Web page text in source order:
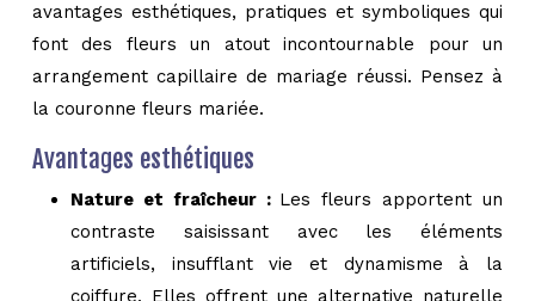
avantages esthétiques, pratiques et symboliques qui
font des fleurs un atout incontournable pour un
arrangement capillaire de mariage réussi. Pensez à
la couronne fleurs mariée.
Avantages esthétiques
Nature et fraîcheur : Les fleurs apportent un
contraste saisissant avec les éléments
artificiels, insufflant vie et dynamisme à la
coiffure. Elles offrent une alternative naturelle